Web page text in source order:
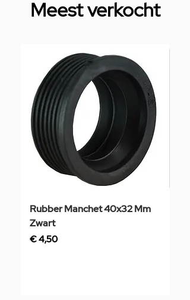
Meest verkocht
Rubber Manchet 40x32 Mm
Zwart
Prijs
€ 4,50